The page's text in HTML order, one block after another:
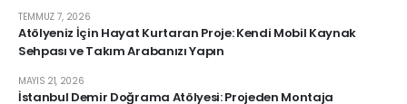
Atölyeniz İçin Hayat Kurtaran Proje: Kendi Mobil Kaynak
Sehpası ve Takım Arabanızı Yapın
TEMMUZ 7, 2026
İstanbul Demir Doğrama Atölyesi: Projeden Montaja
MAYIS 21, 2026